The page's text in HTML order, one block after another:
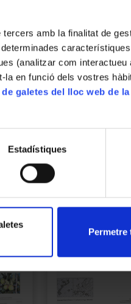
amb la finalitat de
(analitzar com
la en funció dels vostres
galetes del lloc web de
Estadístiques
Permetre
// Tracheophyta //